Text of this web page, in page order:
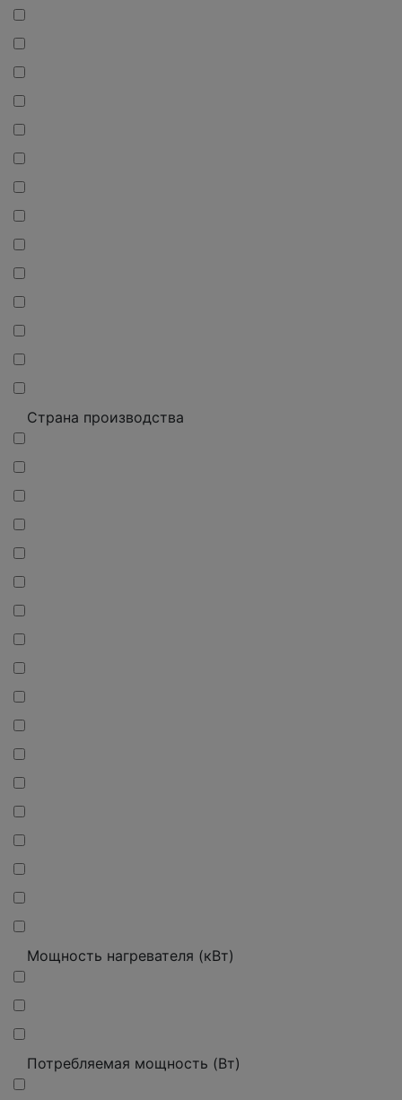
Страна производства
Мощность нагревателя (кВт)
Потребляемая мощность (Вт)